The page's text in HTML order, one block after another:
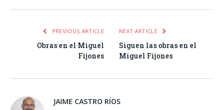
PREVIOUS ARTICLE
Obras en el Miguel
Fijones
NEXT ARTICLE
Siguen las obras en el
Miguel Fijones
JAIME CASTRO RÍOS